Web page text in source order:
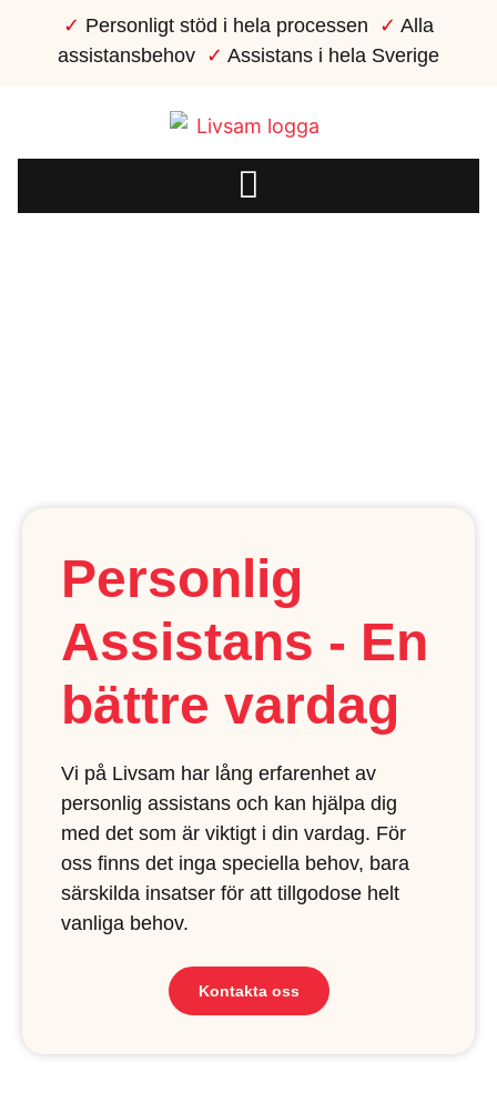
✓ Personligt stöd i hela processen ✓ Alla
assistansbehov ✓ Assistans i hela Sverige
Personlig
Assistans - En
bättre vardag
Vi på Livsam har lång erfarenhet av
personlig assistans och kan hjälpa dig
med det som är viktigt i din vardag. För
oss finns det inga speciella behov, bara
särskilda insatser för att tillgodose helt
vanliga behov.
Kontakta oss